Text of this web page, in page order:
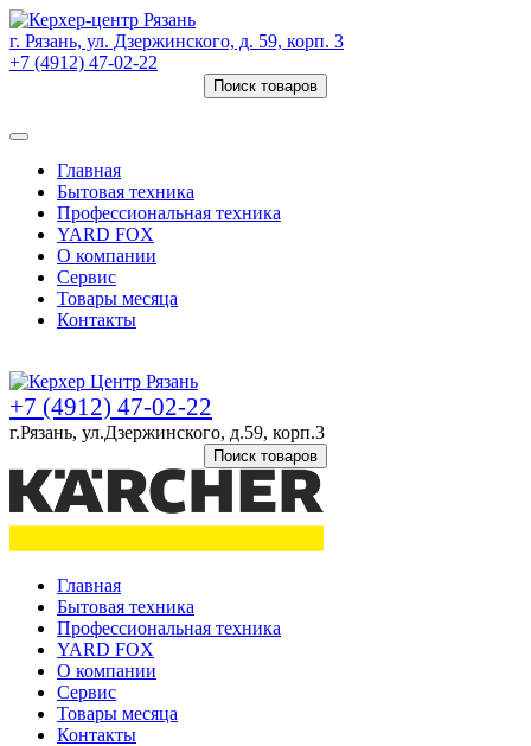
г. Рязань, ул. Дзержинского, д. 59, корп. 3
+7 (4912) 47-02-22
Поиск товаров
Главная
Бытовая техника
Профессиональная техника
YARD FOX
О компании
Сервис
Товары месяца
Контакты
+7 (4912) 47-02-22
г.Рязань, ул.Дзержинского, д.59, корп.3
Поиск товаров
Главная
Бытовая техника
Профессиональная техника
YARD FOX
О компании
Сервис
Товары месяца
Контакты